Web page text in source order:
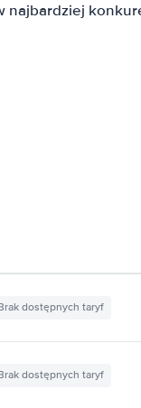
najbardziej
dostępnych taryf
dostępnych taryf